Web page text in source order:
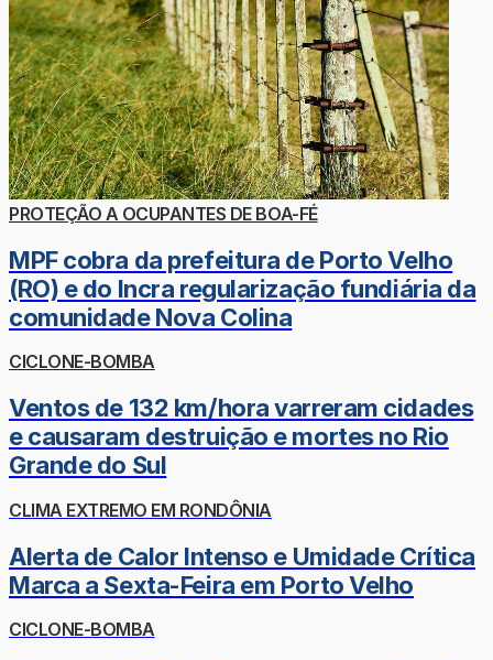
PROTEÇÃO A OCUPANTES DE BOA-FÉ
MPF cobra da prefeitura de Porto Velho
(RO) e do Incra regularização fundiária da
comunidade Nova Colina
CICLONE-BOMBA
Ventos de 132 km/hora varreram cidades
e causaram destruição e mortes no Rio
Grande do Sul
CLIMA EXTREMO EM RONDÔNIA
Alerta de Calor Intenso e Umidade Crítica
Marca a Sexta-Feira em Porto Velho
CICLONE-BOMBA